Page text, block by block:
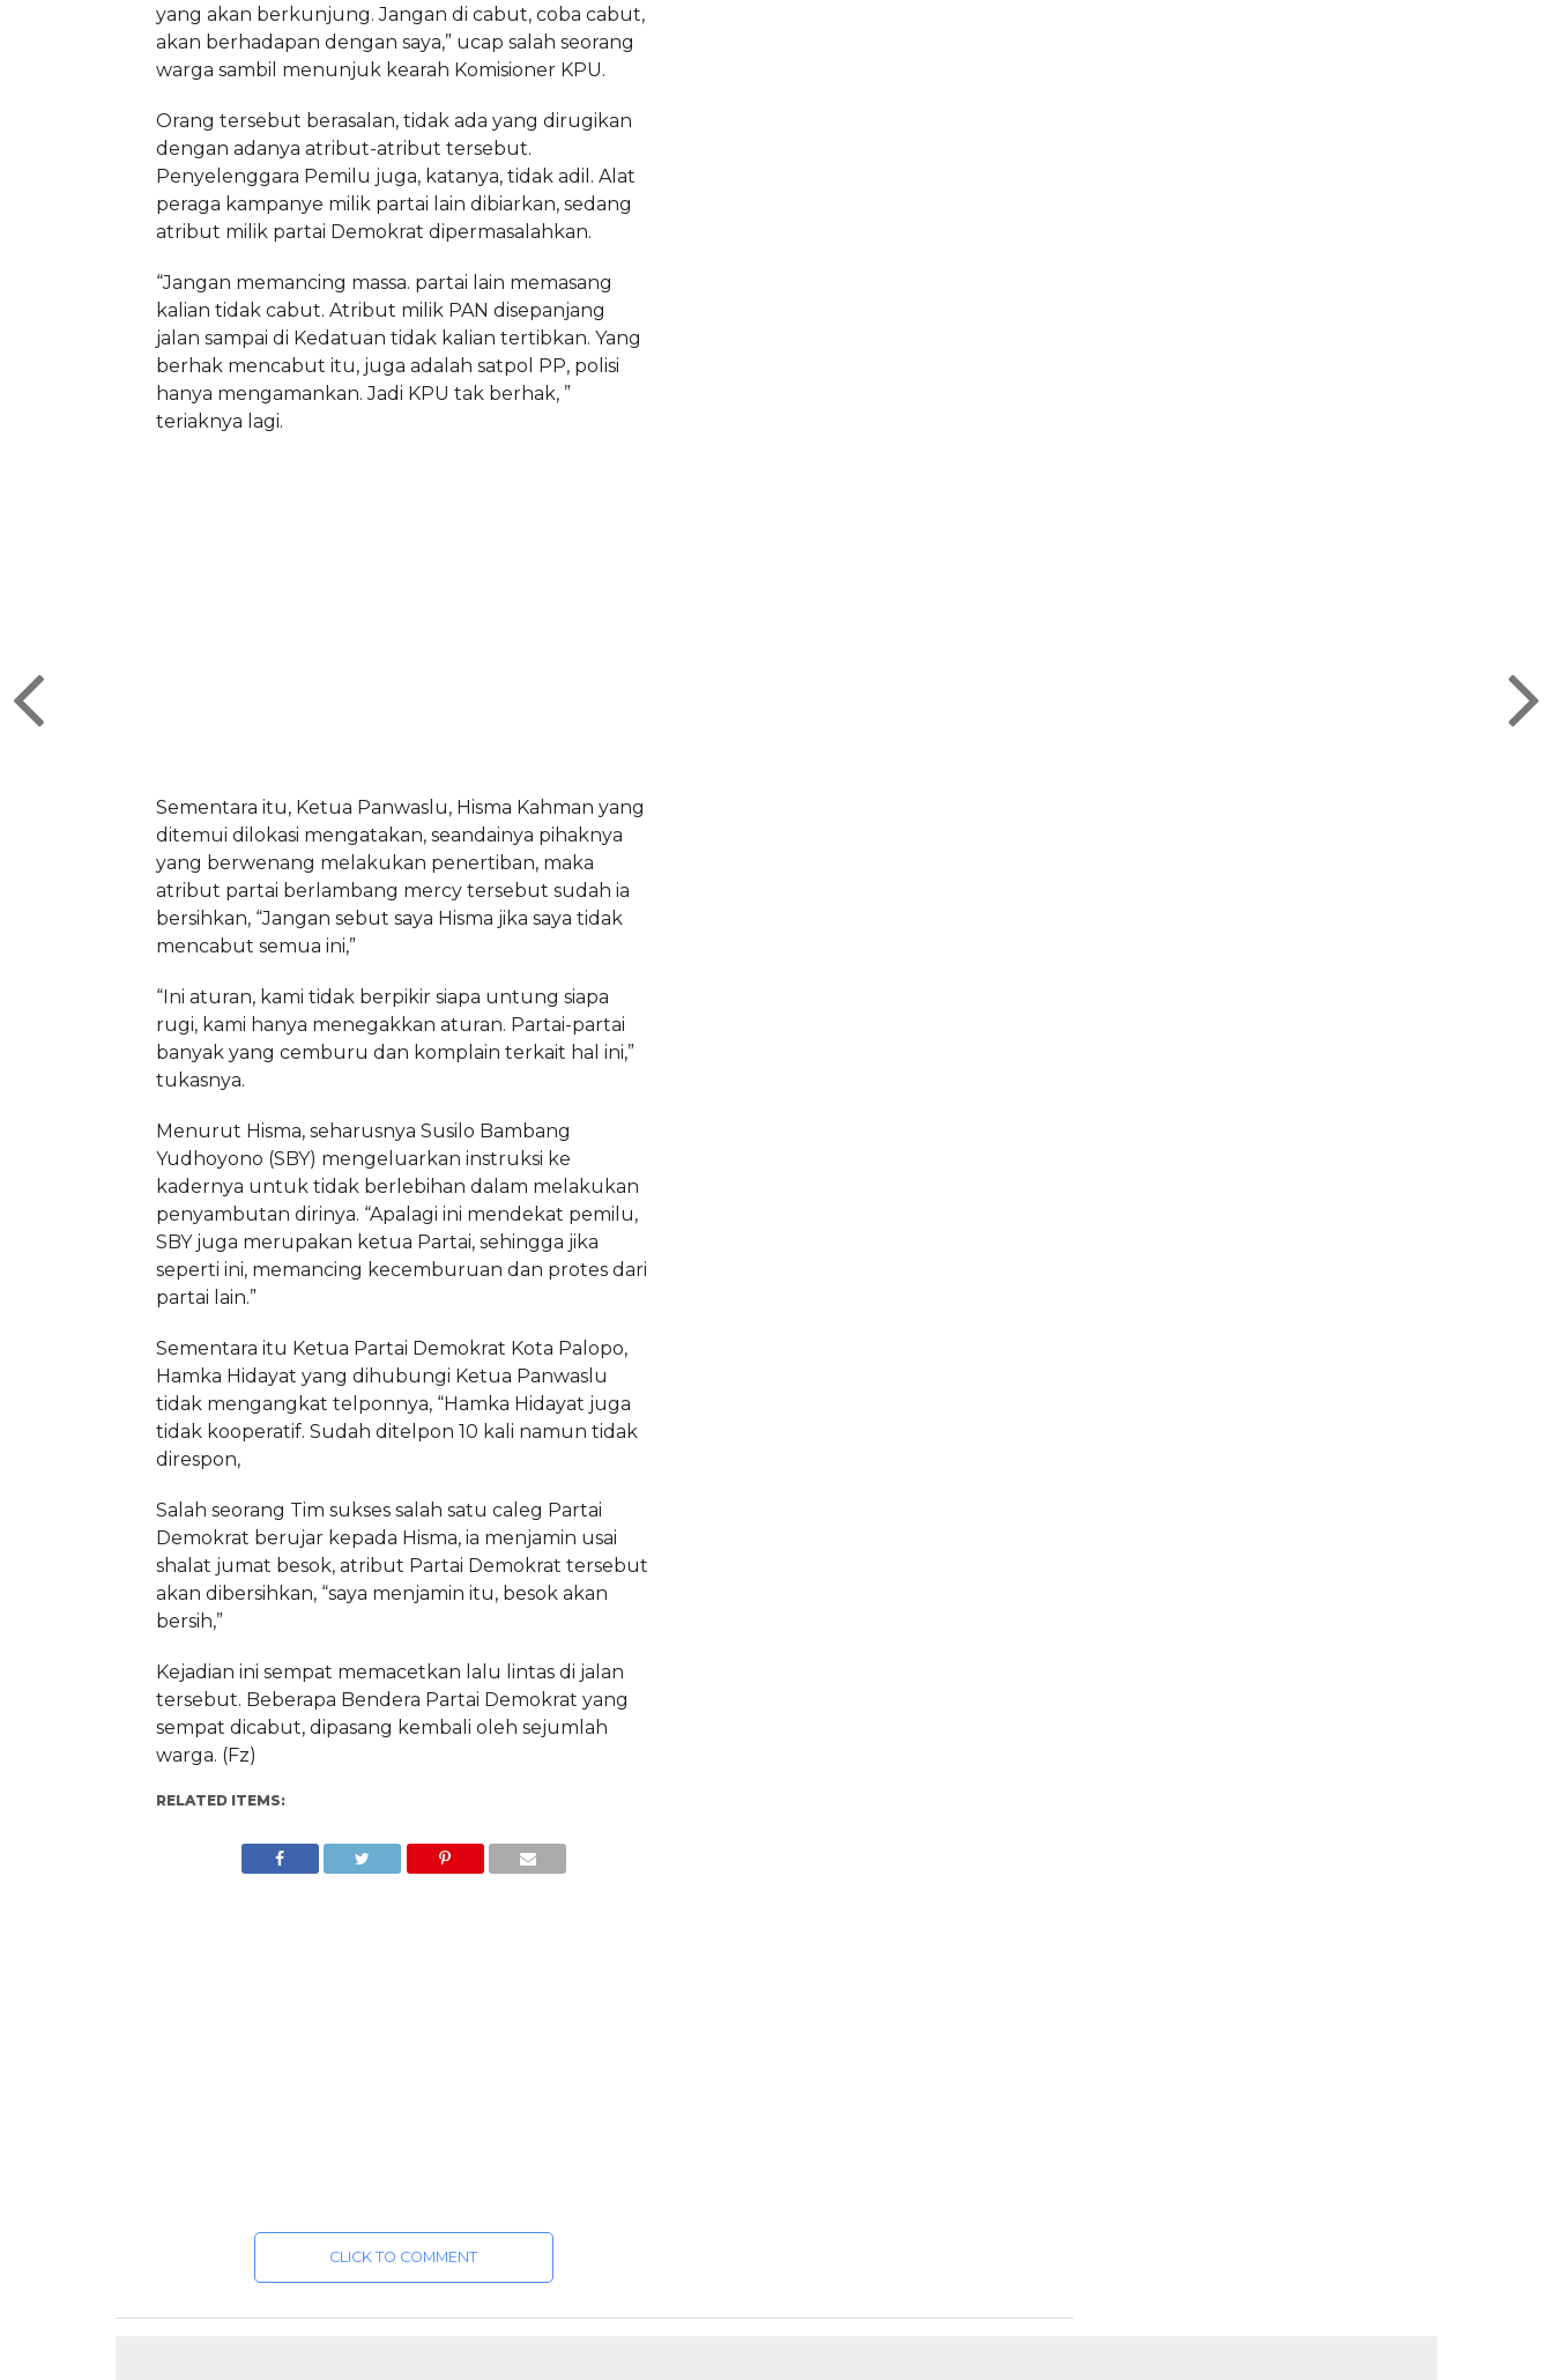
yang akan berkunjung. Jangan di cabut, coba cabut,
akan berhadapan dengan saya,” ucap salah seorang
warga sambil menunjuk kearah Komisioner KPU.
Orang tersebut berasalan, tidak ada yang dirugikan
dengan adanya atribut-atribut tersebut.
Penyelenggara Pemilu juga, katanya, tidak adil. Alat
peraga kampanye milik partai lain dibiarkan, sedang
atribut milik partai Demokrat dipermasalahkan.
“Jangan memancing massa. partai lain memasang
kalian tidak cabut. Atribut milik PAN disepanjang
jalan sampai di Kedatuan tidak kalian tertibkan. Yang
berhak mencabut itu, juga adalah satpol PP, polisi
hanya mengamankan. Jadi KPU tak berhak, ”
teriaknya lagi.
Sementara itu, Ketua Panwaslu, Hisma Kahman yang
ditemui dilokasi mengatakan, seandainya pihaknya
yang berwenang melakukan penertiban, maka
atribut partai berlambang mercy tersebut sudah ia
bersihkan, “Jangan sebut saya Hisma jika saya tidak
mencabut semua ini,”
“Ini aturan, kami tidak berpikir siapa untung siapa
rugi, kami hanya menegakkan aturan. Partai-partai
banyak yang cemburu dan komplain terkait hal ini,”
tukasnya.
Menurut Hisma, seharusnya Susilo Bambang
Yudhoyono (SBY) mengeluarkan instruksi ke
kadernya untuk tidak berlebihan dalam melakukan
penyambutan dirinya. “Apalagi ini mendekat pemilu,
SBY juga merupakan ketua Partai, sehingga jika
seperti ini, memancing kecemburuan dan protes dari
partai lain.”
Sementara itu Ketua Partai Demokrat Kota Palopo,
Hamka Hidayat yang dihubungi Ketua Panwaslu
tidak mengangkat telponnya, “Hamka Hidayat juga
tidak kooperatif. Sudah ditelpon 10 kali namun tidak
direspon,
Salah seorang Tim sukses salah satu caleg Partai
Demokrat berujar kepada Hisma, ia menjamin usai
shalat jumat besok, atribut Partai Demokrat tersebut
akan dibersihkan, “saya menjamin itu, besok akan
bersih,”
Kejadian ini sempat memacetkan lalu lintas di jalan
tersebut. Beberapa Bendera Partai Demokrat yang
sempat dicabut, dipasang kembali oleh sejumlah
warga. (Fz)
RELATED ITEMS:
CLICK TO COMMENT